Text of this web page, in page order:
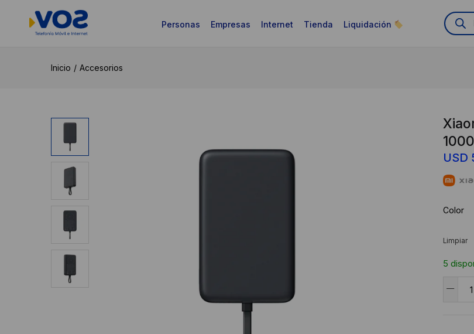
Personas Empresas Internet Tienda Liquidación
de
Inicio Accesorios
USD
Color
Limpiar
5